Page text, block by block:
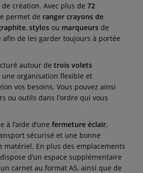
création. Avec plus de 72
permet de ranger crayons de
, stylos ou marqueurs de
afin de les garder toujours à portée
autour de trois volets
une organisation flexible et
vos besoins. Vous pouvez ainsi
ou outils dans l’ordre qui vous
à l’aide d’une fermeture éclair,
sécurisé et une bonne
matériel. En plus des emplacements
d’un espace supplémentaire
carnet au format A5, ainsi que de